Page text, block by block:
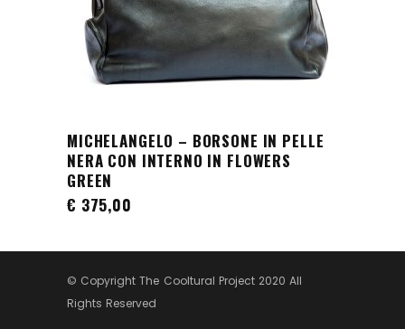
AGGIUNGI AL CARRELLO
MICHELANGELO – BORSONE IN PELLE
NERA CON INTERNO IN FLOWERS
GREEN
€ 375,00
© Copyright The Cooltural Project 2020 All
Rights Reserved